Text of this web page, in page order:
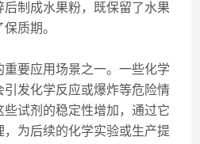
制成水果粉，既保留了水果
质期。
要应用场景之一。一些化学
发化学反应或爆炸等危险情
试剂的稳定性增加，通过它
为后续的化学实验或生产提